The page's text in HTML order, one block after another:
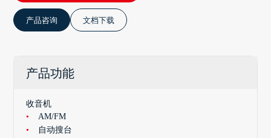
产品咨询 文档下载
产品功能
收音机
AM/FM
自动搜台